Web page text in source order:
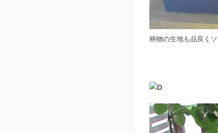
柄物の生地も品良く